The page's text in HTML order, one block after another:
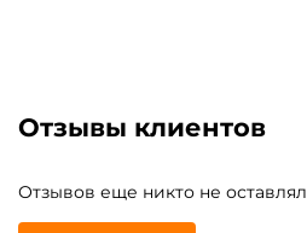
Отзывы клиентов
Отзывов еще никто не оставлял